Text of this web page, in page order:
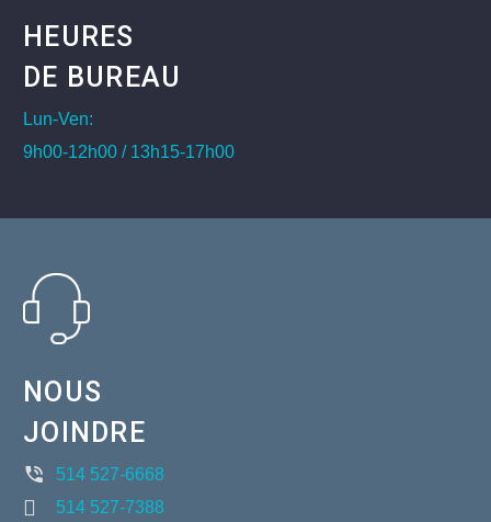
HEURES
DE BUREAU
Lun-Ven:
9h00-12h00 / 13h15-17h00
NOUS
JOINDRE
514 527-6668
514 527-7388